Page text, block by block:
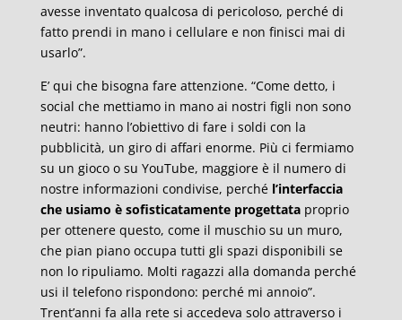
avesse inventato qualcosa di pericoloso, perché di
fatto prendi in mano i cellulare e non finisci mai di
usarlo”.
E’ qui che bisogna fare attenzione. “Come detto, i
social che mettiamo in mano ai nostri figli non sono
neutri: hanno l’obiettivo di fare i soldi con la
pubblicità, un giro di affari enorme. Più ci fermiamo
su un gioco o su YouTube, maggiore è il numero di
nostre informazioni condivise, perché l’interfaccia
che usiamo è sofisticatamente progettataproprio
per ottenere questo, come il muschio su un muro,
che pian piano occupa tutti gli spazi disponibili se
non lo ripuliamo. Molti ragazzi alla domanda perché
usi il telefono rispondono: perché mi annoio”.
Trent’anni fa alla rete si accedeva solo attraverso i